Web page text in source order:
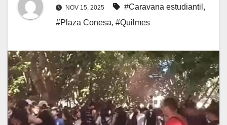
NOV 15, 2025 #Caravana estudiantil ,
#Plaza Conesa, #Quilmes